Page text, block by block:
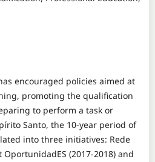
encouraged policies aimed at
promoting the qualification
to perform a task or
Santo, the 10-year period of
into three initiatives: Rede
OportunidadES (2017-2018) and